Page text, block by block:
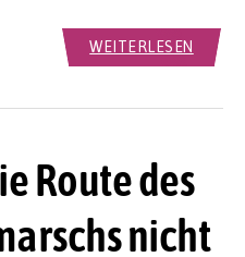
WEITERLESEN
Route des
nicht